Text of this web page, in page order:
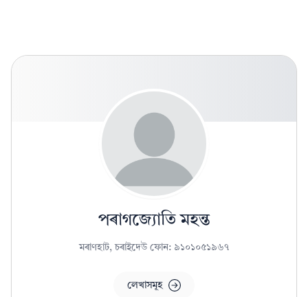
পৰাগজ্যোতি মহন্ত
মৰাণহাট, চৰাইদেউ ফোন: ৯১০১০৫১৯৬৭
লেখাসমূহ